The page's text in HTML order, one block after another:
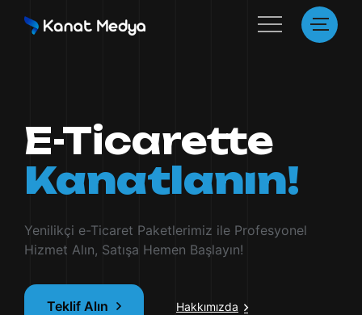
E-Ticarette
Kanatlanın!
Yenilikçi e-Ticaret Paketlerimiz ile Profesyonel
Hizmet Alın, Satışa Hemen Başlayın!
Teklif Alın Hakkımızda